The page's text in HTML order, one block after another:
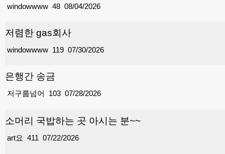
48
windowwww 08/04/2026
저렴한 gas회사
119
windowwww 07/30/2026
은행간 송금
103
저구름넘어 07/28/2026
소머리 국밥하는 곳 아시는 분~~
411
art요 07/22/2026